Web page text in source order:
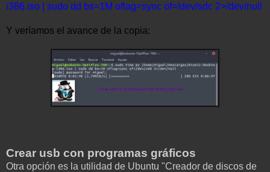
i386.iso | sudo dd bs=1M oflag=sync of=/dev/sdc 2>/dev/null
Y veríamos el avance de la copia:
Crear usb con programas gráficos
Otra opción es la utilidad de Ubuntu "Creador de discos de